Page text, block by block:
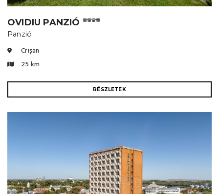
OVIDIU PANZIÓ 🌸🌸🌸🌸
Panzió
Crișan
25 km
RÉSZLETEK